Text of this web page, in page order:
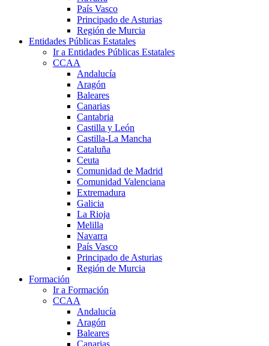
País Vasco
Principado de Asturias
Región de Murcia
Entidades Públicas Estatales
Ir a Entidades Públicas Estatales
CCAA
Andalucía
Aragón
Baleares
Canarias
Cantabria
Castilla y León
Castilla-La Mancha
Cataluña
Ceuta
Comunidad de Madrid
Comunidad Valenciana
Extremadura
Galicia
La Rioja
Melilla
Navarra
País Vasco
Principado de Asturias
Región de Murcia
Formación
Ir a Formación
CCAA
Andalucía
Aragón
Baleares
Canarias